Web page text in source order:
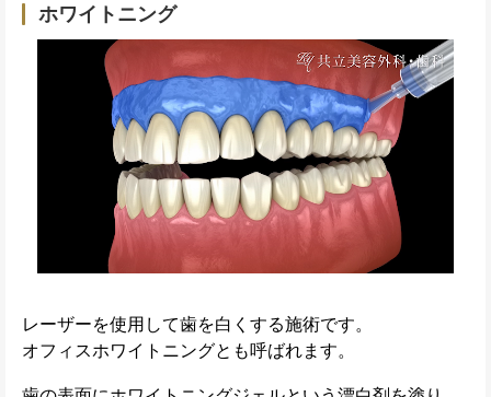
ホワイトニング
レーザーを使用して歯を白くする施術です。
オフィスホワイトニングとも呼ばれます。